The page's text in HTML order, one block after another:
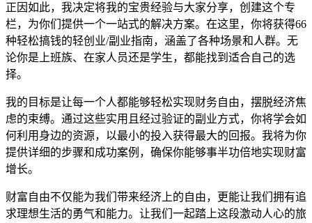
正因如此，我决定将我的宝贵经验与大家分享，创建这个专
栏，为你们提供一个一站式的解决方案。在这里，你将获得66
种轻松搞钱的轻创业/副业指南，涵盖了各种场景和人群。无
论你是上班族、在家人员还是学生，都能找到适合自己的选
择。
我的目标是让每一个人都能够轻松实现财务自由，摆脱经济焦
虑的束缚。通过这些实用且经过验证的副业方式，你将学会如
何利用身边的资源，以最小的投入获得最大的回报。我将为你
提供详细的步骤和成功案例，确保你能够事半功倍地实现财富
增长。
财富自由不仅能为我们带来经济上的自由，更能让我们拥有追
求理想生活的勇气和能力。让我们一起踏上这段激动人心的旅